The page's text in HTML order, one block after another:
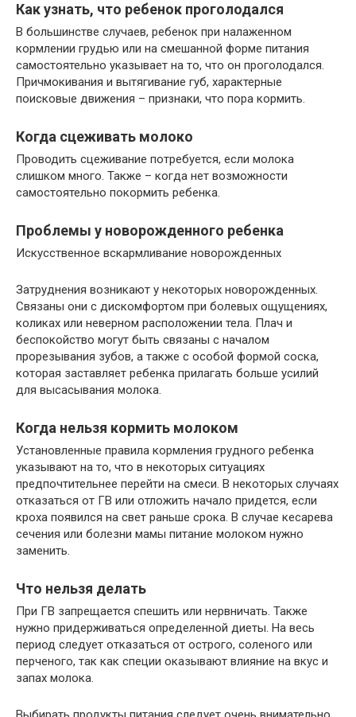
Как узнать, что ребенок проголодался
В большинстве случаев, ребенок при налаженном
кормлении грудью или на смешанной форме питания
самостоятельно указывает на то, что он проголодался.
Причмокивания и вытягивание губ, характерные
поисковые движения – признаки, что пора кормить.
Когда сцеживать молоко
Проводить сцеживание потребуется, если молока
слишком много. Также – когда нет возможности
самостоятельно покормить ребенка.
Проблемы у новорожденного ребенка
Искусственное вскармливание новорожденных
Затруднения возникают у некоторых новорожденных.
Связаны они с дискомфортом при болевых ощущениях,
коликах или неверном расположении тела. Плач и
беспокойство могут быть связаны с началом
прорезывания зубов, а также с особой формой соска,
которая заставляет ребенка прилагать больше усилий
для высасывания молока.
Когда нельзя кормить молоком
Установленные правила кормления грудного ребенка
указывают на то, что в некоторых ситуациях
предпочтительнее перейти на смеси. В некоторых случаях
отказаться от ГВ или отложить начало придется, если
кроха появился на свет раньше срока. В случае кесарева
сечения или болезни мамы питание молоком нужно
заменить.
Что нельзя делать
При ГВ запрещается спешить или нервничать. Также
нужно придерживаться определенной диеты. На весь
период следует отказаться от острого, соленого или
перченого, так как специи оказывают влияние на вкус и
запах молока.